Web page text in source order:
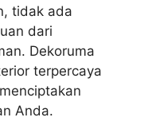
tidak ada
dari
Dekoruma
terpercaya
Anda.